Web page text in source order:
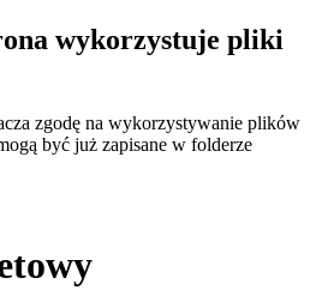
wykorzystuje pliki
zgodę na wykorzystywanie plików
być już zapisane w folderze